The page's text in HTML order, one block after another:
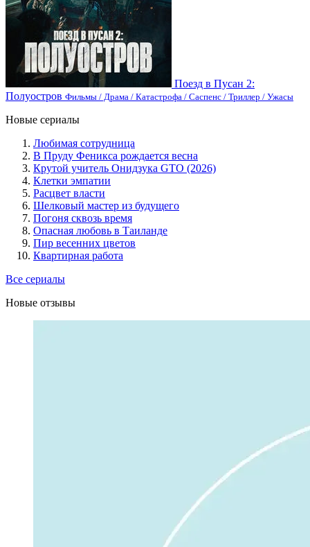
Поезд в Пусан 2:
Полуостров Фильмы / Драма / Катастрофа / Саспенс / Триллер / Ужасы
Новые сериалы
Любимая сотрудница
В Пруду Феникса рождается весна
Крутой учитель Онидзука GTO (2026)
Клетки эмпатии
Расцвет власти
Шелковый мастер из будущего
Погоня сквозь время
Опасная любовь в Таиланде
Пир весенних цветов
Квартирная работа
Все сериалы
Новые отзывы